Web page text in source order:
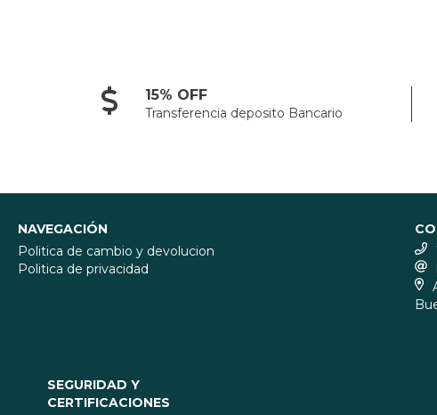
15% OFF
Transferencia deposito Bancario
NAVEGACIÓN
Politica de cambio y devolucion
Politica de privacidad
SEGURIDAD Y
CERTIFICACIONES